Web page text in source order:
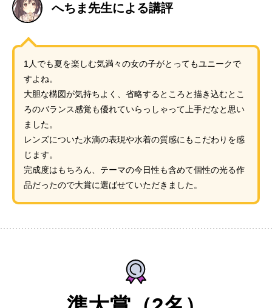
へちま先生による講評
1人でも夏を楽しむ気満々の女の子がとってもユニークで
すよね。
大胆な構図が気持ちよく、省略するところと描き込むとこ
ろのバランス感覚も優れていらっしゃって上手だなと思い
ました。
レンズについた水滴の表現や水着の質感にもこだわりを感
じます。
完成度はもちろん、テーマの今日性も含めて個性の光る作
品だったので大賞に選ばせていただきました。